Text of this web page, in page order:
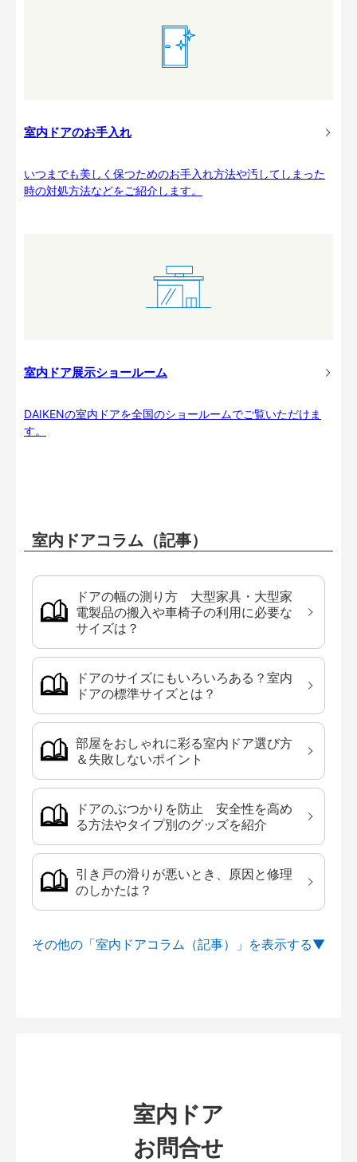
室内ドアのお手入れ
いつまでも美しく保つためのお手入れ方法や汚してしまった
時の対処方法などをご紹介します。
室内ドア展示ショールーム
DAIKENの室内ドアを全国のショールームでご覧いただけま
す。
室内ドアコラム（記事）
ドアの幅の測り方 大型家具・大型家
電製品の搬入や車椅子の利用に必要な
サイズは？
ドアのサイズにもいろいろある？室内
ドアの標準サイズとは？
部屋をおしゃれに彩る室内ドア選び方
＆失敗しないポイント
ドアのぶつかりを防止 安全性を高め
る方法やタイプ別のグッズを紹介
引き戸の滑りが悪いとき、原因と修理
のしかたは？
その他の「室内ドアコラム（記事）」を
室内ドア
お問合せ